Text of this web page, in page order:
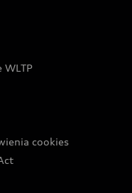
w Warszawie
w
WLTP
cookies